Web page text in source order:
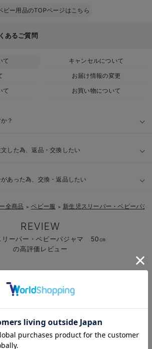
ビー用品のTOPページはこちら
あるご質問
て
キャンセルについて
お届け情報の変更
て
お買い物について
？
した為、返品・交換したい
あった為、交換・返品したい
気に入り商品を確認する
全商品 ＞ ベビー服 ＞ 新生児スリーパー・ベビーパジ
REVIEW
リーパー・ベビーパジャマ 50㎝
の高評価レビュー
良さそうです。また洗濯後の乾きも早く